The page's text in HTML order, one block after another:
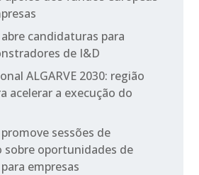
abre candidaturas para
de I&D
ALGARVE 2030: região
acelerar a execução do
promove sessões de
sobre oportunidades de
empresas